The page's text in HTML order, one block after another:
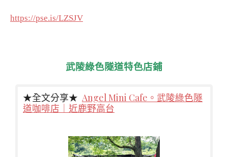
https://pse.is/LZSJV
武陵綠色隧道特色店鋪
★全文分享★ Angel Mini Cafe。武陵綠色隧
道咖啡店｜近鹿野高台